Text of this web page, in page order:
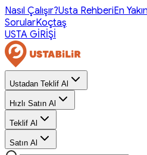
Nasıl Çalışır?Usta RehberiEn Yakın
SorularKoçtaş
USTA GİRİŞİ
Ustadan Teklif Al
Hızlı Satın Al
Teklif Al
Satın Al